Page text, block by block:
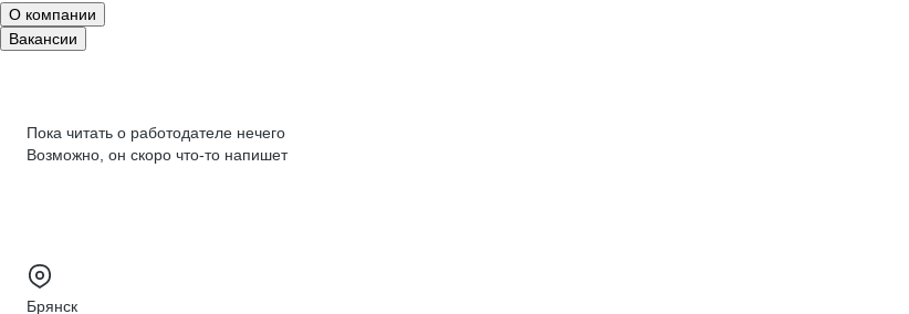
О компании
Вакансии
Пока читать о работодателе нечего
Возможно, он скоро что‑то напишет
Брянск